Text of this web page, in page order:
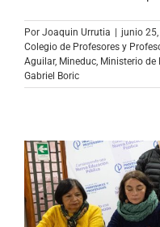
Por Joaquin Urrutia | junio
Colegio de Profesores y
Aguilar, Mineduc Ministerio de
Gabriel Boric